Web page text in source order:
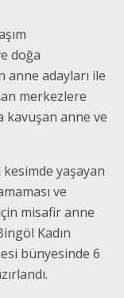
doğa
anne adayları ile
merkezlere
kavuşan anne ve
kesimde yaşayan
ve
misafir anne
Kadın
bünyesinde 6